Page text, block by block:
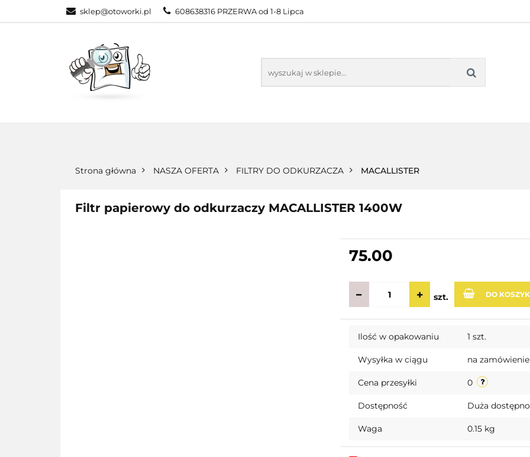
sklep@otoworki.pl 608638316 PRZERWA od 1-8 Lipca
NASZA OFERTA KONTAKT BESTSELLERY BLOG
Strona główna NASZA OFERTA FILTRY DO ODKURZACZA MACALLISTER
Filtr papierowy do odkurzaczy MACALLISTER 1400W
75.00
szt. DO
Ilość w opakowaniu 1 szt.
Wysyłka w ciągu na zamówienie
Cena przesyłki 0
Dostępność Duża
Waga 0.15 kg